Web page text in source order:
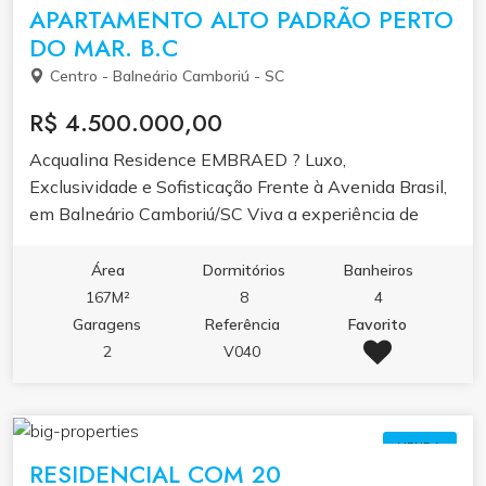
APARTAMENTO ALTO PADRÃO PERTO
DO MAR. B.C
Centro - Balneário Camboriú - SC
R$ 4.500.000,00
Acqualina Residence EMBRAED ? Luxo,
Exclusividade e Sofisticação Frente à Avenida Brasil,
em Balneário Camboriú/SC Viva a experiência de
e exclusividade no Acqualina Residence EMBRAED,
um dos empreendimentos mais sofisticados de
Balneário Camboriú, cidade reconhecida por seu estilo
cosmopolita, suas praias deslumbrantes e seu
Avenida Brasil, o Acqualina combina design moderno,
Área
167M²
Dormitórios
8
Banheiros
4
Garagens
2
Referência
V040
Favorito
VENDA
RESIDENCIAL COM 20